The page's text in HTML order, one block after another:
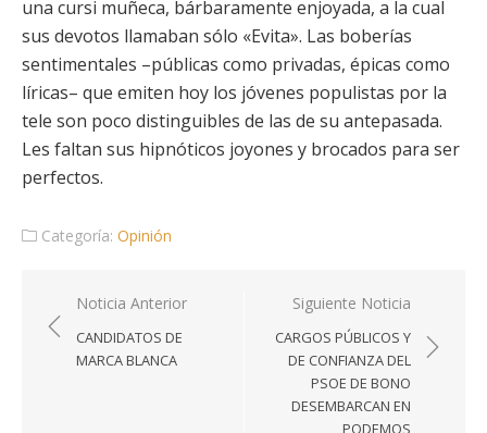
una cursi muñeca, bárbaramente enjoyada, a la cual
sus devotos llamaban sólo «Evita». Las boberías
sentimentales –públicas como privadas, épicas como
líricas– que emiten hoy los jóvenes populistas por la
tele son poco distinguibles de las de su antepasada.
Les faltan sus hipnóticos joyones y brocados para ser
perfectos.
Categoría: Opinión
Navegación
de
entradas
Noticia Anterior
CANDIDATOS DE
MARCA BLANCA
Siguiente Noticia
CARGOS PÚBLICOS Y
DE CONFIANZA DEL
PSOE DE BONO
DESEMBARCAN EN
PODEMOS